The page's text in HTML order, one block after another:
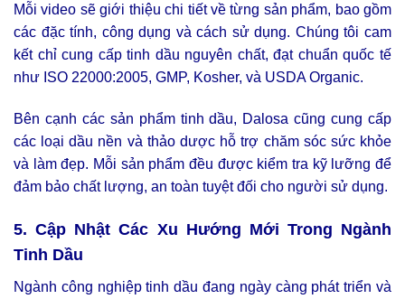
Mỗi video sẽ giới thiệu chi tiết về từng sản phẩm, bao gồm
các đặc tính, công dụng và cách sử dụng. Chúng tôi cam
kết chỉ cung cấp tinh dầu nguyên chất, đạt chuẩn quốc tế
như ISO 22000:2005, GMP, Kosher, và USDA Organic.
Bên cạnh các sản phẩm tinh dầu, Dalosa cũng cung cấp
các loại dầu nền và thảo dược hỗ trợ chăm sóc sức khỏe
và làm đẹp. Mỗi sản phẩm đều được kiểm tra kỹ lưỡng để
đảm bảo chất lượng, an toàn tuyệt đối cho người sử dụng.
5. Cập Nhật Các Xu Hướng Mới Trong Ngành
Tinh Dầu
Ngành công nghiệp tinh dầu đang ngày càng phát triển và